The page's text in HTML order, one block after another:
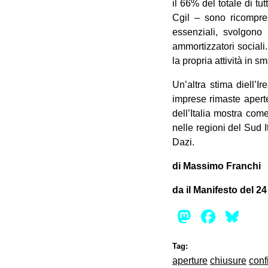
il 66% del totale di
Cgil – sono
essenziali,
ammortizzatori
la propria attività in
Un’altra stima
imprese rimaste
dell’Italia mostra
nelle regioni del Sud
Dazi.
di Massimo Franchi
da il Manifesto del
Tag:
aperture chiusure